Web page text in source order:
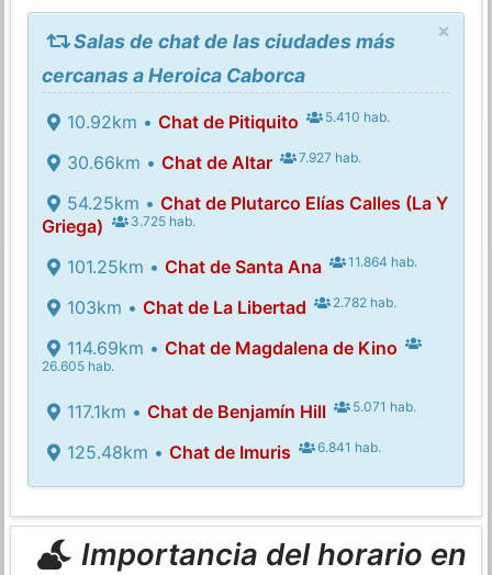
×
Salas de chat de las ciudades más
cercanas a Heroica Caborca
10.92km • Chat de Pitiquito 5.410 hab.
30.66km • Chat de Altar 7.927 hab.
54.25km • Chat de Plutarco Elías Calles (La Y
Griega)
3.725 hab.
101.25km • Chat de Santa Ana 11.864 hab.
103km • Chat de La Libertad 2.782 hab.
114.69km • Chat de Magdalena de Kino
26.605 hab.
117.1km • Chat de Benjamín Hill 5.071 hab.
125.48km • Chat de Imuris 6.841 hab.
Importancia del horario en